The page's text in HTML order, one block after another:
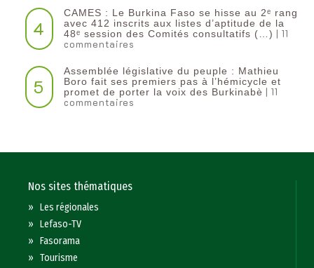
4
CAMES : Le Burkina Faso se hisse au 2ᵉ rang
avec 412 inscrits aux listes d’aptitude de la
48ᵉ session des Comités consultatifs (…) | 11
commentaires
5
Assemblée législative du peuple : Mathieu
Boro fait ses premiers pas à l’hémicycle et
promet de porter la voix des Burkinabè | 11
commentaires
Nos sites thématiques
»Les régionales
»Lefaso-TV
»Fasorama
»Tourisme